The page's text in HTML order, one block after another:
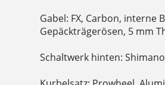
Gabel: FX, Carbon, interne
Gepäckträgerösen, 5 mm
Schaltwerk hinten: Shimano